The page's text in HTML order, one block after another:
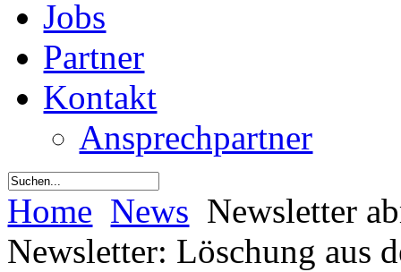
Jobs
Partner
Kontakt
Ansprechpartner
Home News Newsletter
Newsletter: Löschung aus